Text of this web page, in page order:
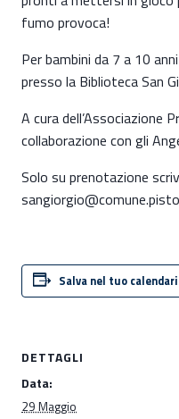
fumo provoca!
Per bambini da 7 a 10
presso la Biblioteca San
A cura dell’Associazione
collaborazione con gli
Solo su prenotazione
Salva nel tuo
DETTAGLI
Data:
29 Maggio